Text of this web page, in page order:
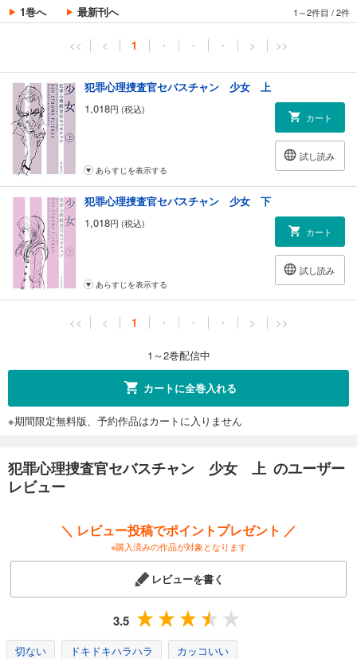
1巻へ 最新刊へ 1～2件目 /2件
<< < 1 ・ ・ ・ > >>
犯罪心理捜査官セバスチャン 少女 上
1,018円 (税込)
カート
試し読み
あらすじを表示する
犯罪心理捜査官セバスチャン 少女 下
1,018円 (税込)
カート
試し読み
あらすじを表示する
<< < 1 ・ ・ ・ > >>
1～2巻配信中
カートに全巻入れる
※期間限定無料版、予約作品はカートに入りません
犯罪心理捜査官セバスチャン 少女 上 のユーザー
レビュー
＼ レビュー投稿でポイントプレゼント ／
※購入済みの作品が対象となります
レビューを書く
3.5
切ない ドキドキハラハラ カッコいい